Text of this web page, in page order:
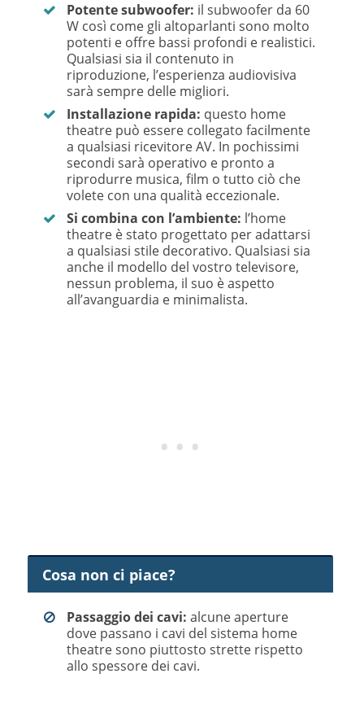
Potente subwoofer: il subwoofer da 60
W così come gli altoparlanti sono molto
potenti e offre bassi profondi e realistici.
Qualsiasi sia il contenuto in
riproduzione, l’esperienza audiovisiva
sarà sempre delle migliori.
Installazione rapida: questo home
theatre può essere collegato facilmente
a qualsiasi ricevitore AV. In pochissimi
secondi sarà operativo e pronto a
riprodurre musica, film o tutto ciò che
volete con una qualità eccezionale.
Si combina con l’ambiente: l’home
theatre è stato progettato per adattarsi
a qualsiasi stile decorativo. Qualsiasi sia
anche il modello del vostro televisore,
nessun problema, il suo è aspetto
all’avanguardia e minimalista.
Cosa non ci piace?
Passaggio dei cavi:alcune aperture
dove passano i cavi del sistema home
theatre sono piuttosto strette rispetto
allo spessore dei cavi.